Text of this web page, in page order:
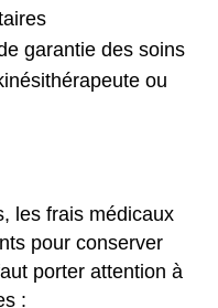
garantie des soins
ou
les frais médicaux
pour conserver
porter attention à
: